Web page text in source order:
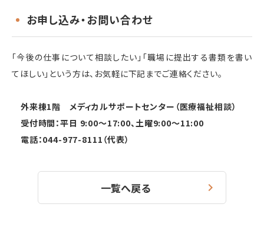
お申し込み・お問い合わせ
「今後の仕事について相談したい」「職場に提出する書類を書い
てほしい」という方は、お気軽に下記までご連絡ください。
外来棟1階 メディカルサポートセンター（医療福祉相談）
受付時間：平日 9:00〜17:00、土曜9:00～11:00
電話：044-977-8111 （代表）
一覧へ戻る